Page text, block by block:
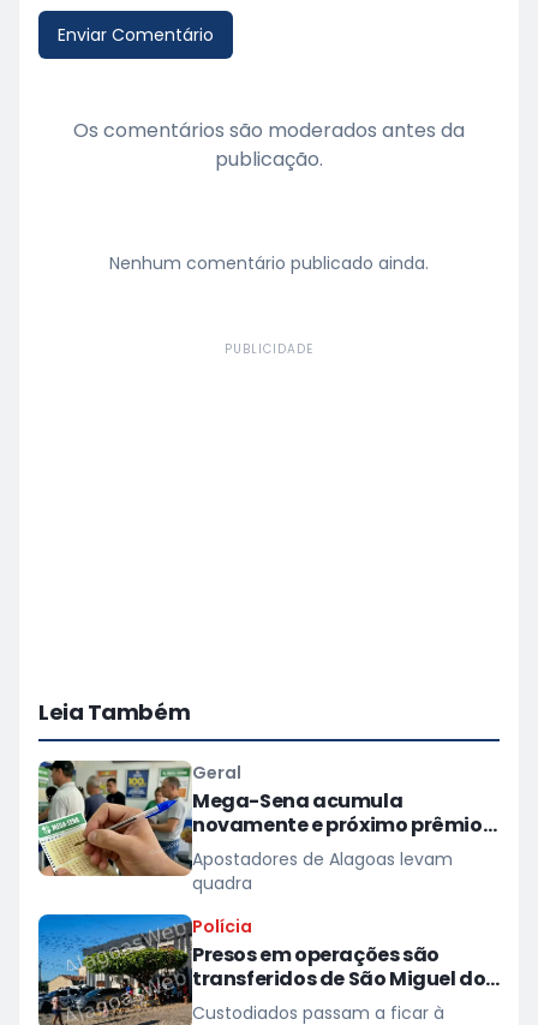
Enviar Comentário
Os comentários são moderados antes da
publicação.
Nenhum comentário publicado ainda.
PUBLICIDADE
Leia Também
Geral
Mega-Sena acumula
novamente e próximo prêmio
chega a R$ 165 milhões
Apostadores de Alagoas levam
quadra
Polícia
Presos em operações são
transferidos de São Miguel dos
Campos para presídios
Custodiados passam a ficar à